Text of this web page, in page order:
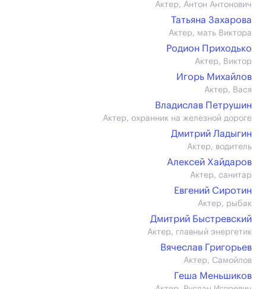
Актер, Антон Антонович
Татьяна Захарова
Актер, мать Виктора
Родион Приходько
Актер, Виктор
Игорь Михайлов
Актер, Вася
Владислав Петрушин
Актер, охранник на железной дороге
Дмитрий Ладыгин
Актер, водитель
Алексей Хайдаров
Актер, санитар
Евгений Сиротин
Актер, рыбак
Дмитрий Быстревский
Актер, главный энергетик
Вячеслав Григорьев
Актер, Самойлов
Геша Меньшиков